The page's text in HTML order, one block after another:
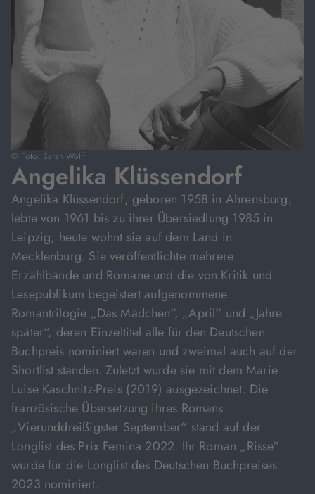
© Foto: Sarah Wolff
Angelika Klüssendorf
Angelika Klüssendorf, geboren 1958 in Ahrensburg,
lebte von 1961 bis zu ihrer Übersiedlung 1985 in
Leipzig; heute wohnt sie auf dem Land in
Mecklenburg. Sie veröffentlichte mehrere
Erzählbände und Romane und die von Kritik und
Lesepublikum begeistert aufgenommene
Romantrilogie „Das Mädchen“, „April“ und „Jahre
später“, deren Einzeltitel alle für den Deutschen
Buchpreis nominiert waren und zweimal auch auf der
Shortlist standen. Zuletzt wurde sie mit dem Marie
Luise Kaschnitz-Preis (2019) ausgezeichnet. Die
französische Übersetzung ihres Romans
„Vierunddreißigster September“ stand auf der
Longlist des Prix Femina 2022. Ihr Roman „Risse“
wurde für die Longlist des Deutschen Buchpreises
2023 nominiert.